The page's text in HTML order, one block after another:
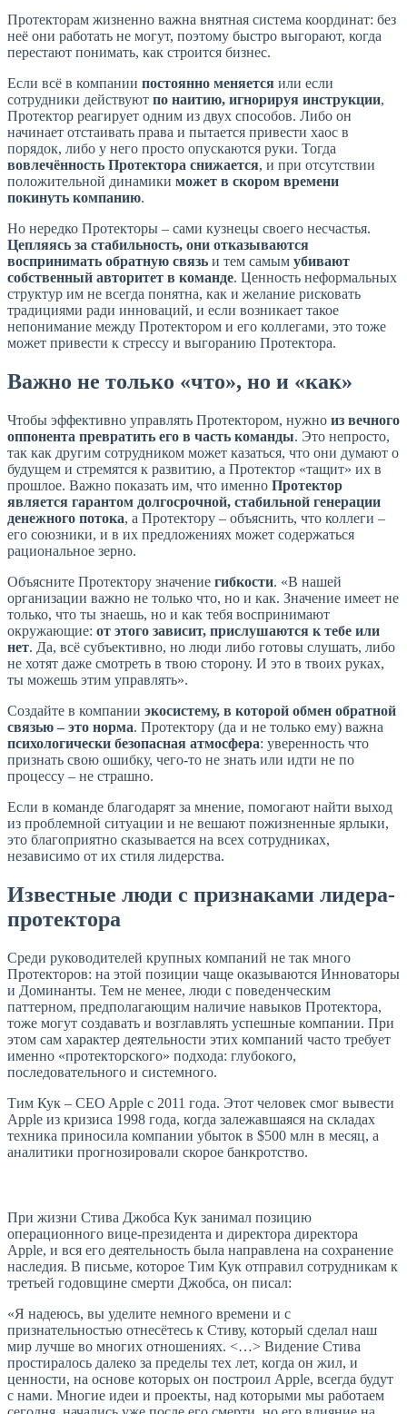
Протекторам жизненно важна внятная система координат: без
неё они работать не могут, поэтому быстро выгорают, когда
перестают понимать, как строится бизнес.
Если всё в компании постоянно меняется или если
сотрудники действуют по наитию, игнорируя инструкции,
Протектор реагирует одним из двух способов. Либо он
начинает отстаивать права и пытается привести хаос в
порядок, либо у него просто опускаются руки. Тогда
вовлечённость Протектора снижается, и при отсутствии
положительной динамики может в скором времени
покинуть компанию.
Но нередко Протекторы – сами кузнецы своего несчастья.
Цепляясь за стабильность, они отказываются
воспринимать обратную связь и тем самым убивают
собственный авторитет в команде. Ценность неформальных
структур им не всегда понятна, как и желание рисковать
традициями ради инноваций, и если возникает такое
непонимание между Протектором и его коллегами, это тоже
может привести к стрессу и выгоранию Протектора.
Важно не только «что», но и «как»
Чтобы эффективно управлять Протектором, нужно из вечного
оппонента превратить его в часть команды. Это непросто,
так как другим сотрудником может казаться, что они думают о
будущем и стремятся к развитию, а Протектор «тащит» их в
прошлое. Важно показать им, что именно Протектор
является гарантом долгосрочной, стабильной генерации
денежного потока, а Протектору – объяснить, что коллеги –
его союзники, и в их предложениях может содержаться
рациональное зерно.
Объясните Протектору значение гибкости. «В нашей
организации важно не только что, но и как. Значение имеет не
только, что ты знаешь, но и как тебя воспринимают
окружающие: от этого зависит, прислушаются к тебе или
нет. Да, всё субъективно, но люди либо готовы слушать, либо
не хотят даже смотреть в твою сторону. И это в твоих руках,
ты можешь этим управлять».
Создайте в компании экосистему, в которой обмен обратной
связью – это норма. Протектору (да и не только ему) важна
психологически безопасная атмосфера: уверенность что
признать свою ошибку, чего-то не знать или идти не по
процессу – не страшно.
Если в команде благодарят за мнение, помогают найти выход
из проблемной ситуации и не вешают пожизненные ярлыки,
это благоприятно сказывается на всех сотрудниках,
независимо от их стиля лидерства.
Известные люди с признаками лидера-
протектора
Среди руководителей крупных компаний не так много
Протекторов: на этой позиции чаще оказываются Инноваторы
и Доминанты. Тем не менее, люди с поведенческим
паттерном, предполагающим наличие навыков Протектора,
тоже могут создавать и возглавлять успешные компании. При
этом сам характер деятельности этих компаний часто требует
именно «протекторского» подхода: глубокого,
последовательного и системного.
Тим Кук – CEO Apple с 2011 года. Этот человек смог вывести
Apple из кризиса 1998 года, когда залежавшаяся на складах
техника приносила компании убыток в $500 млн в месяц, а
аналитики прогнозировали скорое банкротство.
При жизни Стива Джобса Кук занимал позицию
операционного вице-президента и директора директора
Apple, и вся его деятельность была направлена на сохранение
наследия. В письме, которое Тим Кук отправил сотрудникам к
третьей годовщине смерти Джобса, он писал:
«Я надеюсь, вы уделите немного времени и с
признательностью отнесётесь к Стиву, который сделал наш
мир лучше во многих отношениях. <…> Видение Стива
простиралось далеко за пределы тех лет, когда он жил, и
ценности, на основе которых он построил Apple, всегда будут
с нами. Многие идеи и проекты, над которыми мы работаем